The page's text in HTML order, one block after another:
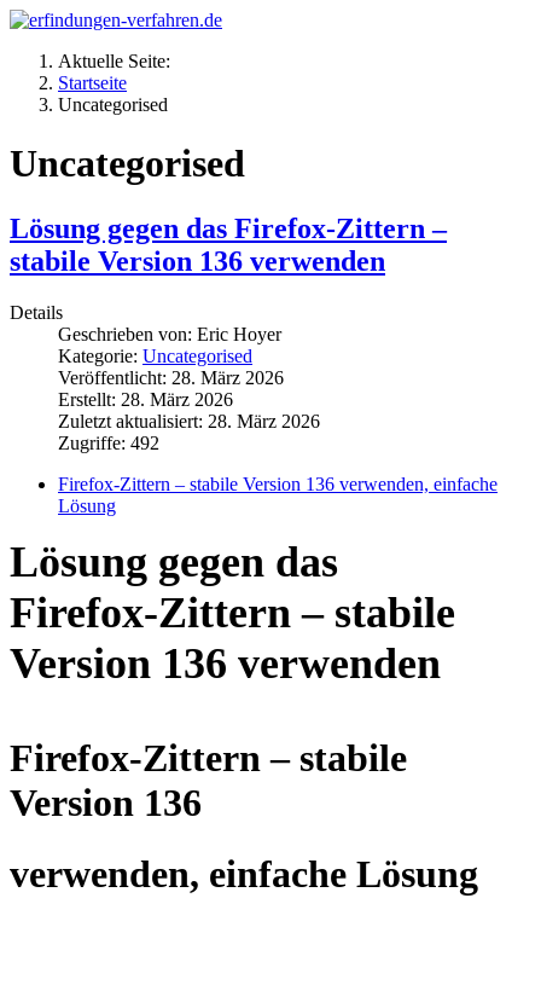
Aktuelle Seite:
Startseite
Uncategorised
Uncategorised
Lösung gegen das Firefox‑Zittern –
stabile Version 136 verwenden
Details
Geschrieben von: Eric Hoyer
Kategorie: Uncategorised
Veröffentlicht: 28. März 2026
Erstellt: 28. März 2026
Zuletzt aktualisiert: 28. März 2026
Zugriffe: 492
Firefox‑Zittern – stabile Version 136 verwenden, einfache
Lösung
Lösung gegen das
Firefox‑Zittern – stabile
Version 136 verwenden
Firefox‑Zittern – stabile
Version 136
verwenden, einfache Lösung